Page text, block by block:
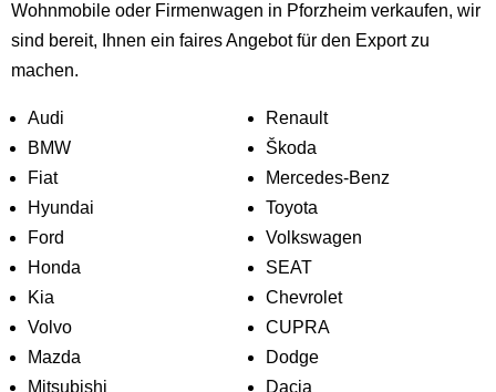
Wohnmobile oder Firmenwagen in Pforzheim verkaufen, wir
sind bereit, Ihnen ein faires Angebot für den Export zu
machen.
Audi
BMW
Fiat
Hyundai
Ford
Honda
Kia
Volvo
Mazda
Mitsubishi
Renault
Škoda
Mercedes-Benz
Toyota
Volkswagen
SEAT
Chevrolet
CUPRA
Dodge
Dacia